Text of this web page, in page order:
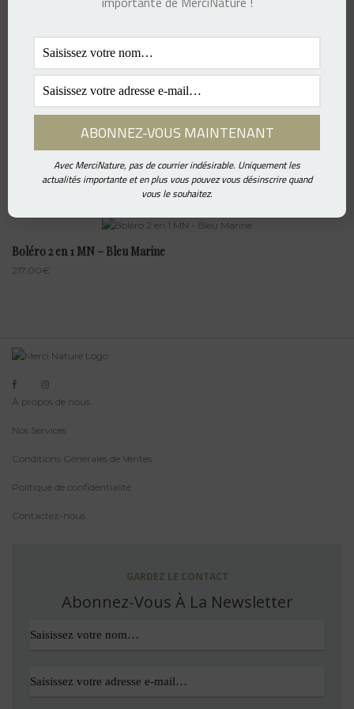
Boléro 2 en 1 MN – Blue Claire
217.00€
Boléro 2 en 1 MN – Blue Jeans
Boléro 2 en 1 MN – Bleu Marine
217.00€
À propos de nous
Nos Services
Conditions Générales de Ventes
Politique de confidentialité
Contactez-nous
GARDEZ LE CONTACT
Abonnez-Vous À La Newsletter
Avec MerciNature, pas de courrier indésirable. Uniquement les
actualités importante et en plus vous pouvez vous désinscrire quand
vous le souhaitez.